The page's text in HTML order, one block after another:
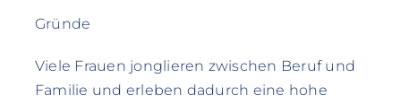
Gründe
Viele Frauen jonglieren zwischen Beruf und
Familie und erleben dadurch eine hohe